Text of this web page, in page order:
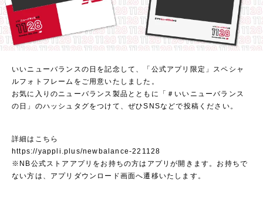
いいニューバランスの日を記念して、「公式アプリ限定」スペシャ
ルフォトフレームをご用意いたしました。
お気に入りのニューバランス製品とともに「＃いいニューバランス
の日」のハッシュタグをつけて、ぜひSNSなどで投稿ください。
詳細はこちら
https://yappli.plus/newbalance-221128
※NB公式ストアアプリをお持ちの方はアプリが開きます。お持ちで
ない方は、アプリダウンロード画面へ遷移いたします。